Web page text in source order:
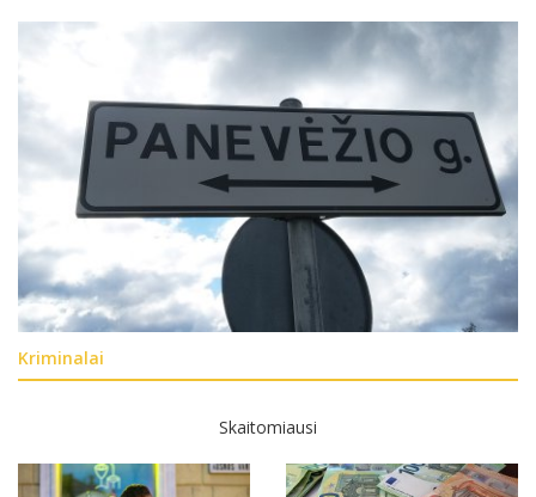
Kriminalai
Skaitomiausi